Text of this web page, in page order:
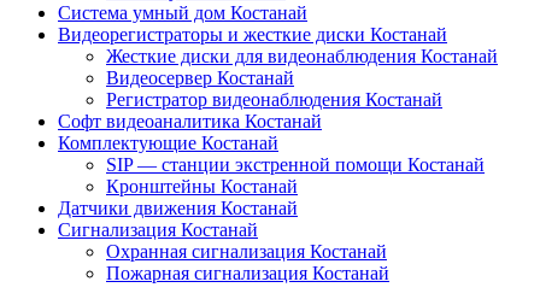
Система умный дом Костанай
Видеорегистраторы и жесткие диски Костанай
Жесткие диски для видеонаблюдения Костанай
Видеосервер Костанай
Регистратор видеонаблюдения Костанай
Софт видеоаналитика Костанай
Комплектующие Костанай
SIP — станции экстренной помощи Костанай
Кронштейны Костанай
Датчики движения Костанай
Сигнализация Костанай
Охранная сигнализация Костанай
Пожарная сигнализация Костанай